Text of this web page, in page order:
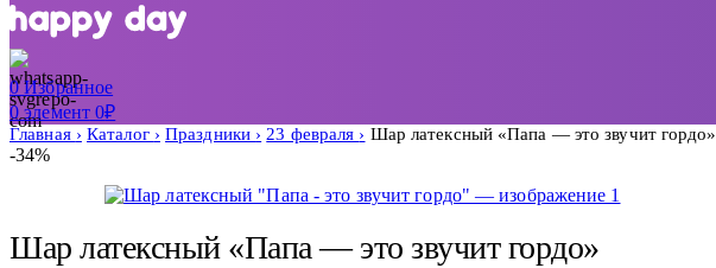
0Избранное
0элемент 0₽
Главная Каталог Праздники 23 февраля Шар латексный «Папа — это звучит гордо»
-34%
Шар латексный «Папа — это звучит гордо»